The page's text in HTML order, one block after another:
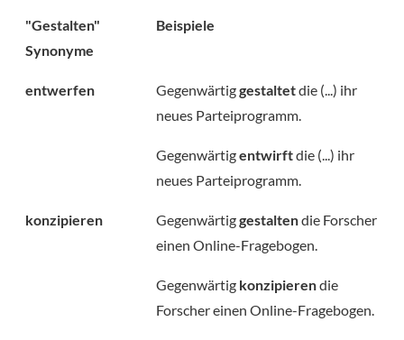
"Gestalten"
Synonyme
Beispiele
entwerfen Gegenwärtiggestaltetdie (...) ihr
neues Parteiprogramm.
Gegenwärtigentwirftdie (...) ihr
neues Parteiprogramm.
konzipieren Gegenwärtiggestaltendie Forscher
einen Online-Fragebogen.
Gegenwärtig konzipierendie
Forscher einen Online-Fragebogen.